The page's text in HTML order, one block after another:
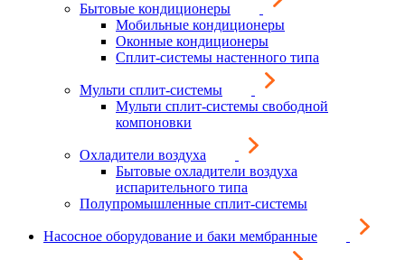
Бытовые кондиционеры
Мобильные кондиционеры
Оконные кондиционеры
Сплит-системы настенного типа
Мульти сплит-системы
Мульти сплит-системы свободной
компоновки
Охладители воздуха
Бытовые охладители воздуха
испарительного типа
Полупромышленные сплит-системы
Насосное оборудование и баки мембранные